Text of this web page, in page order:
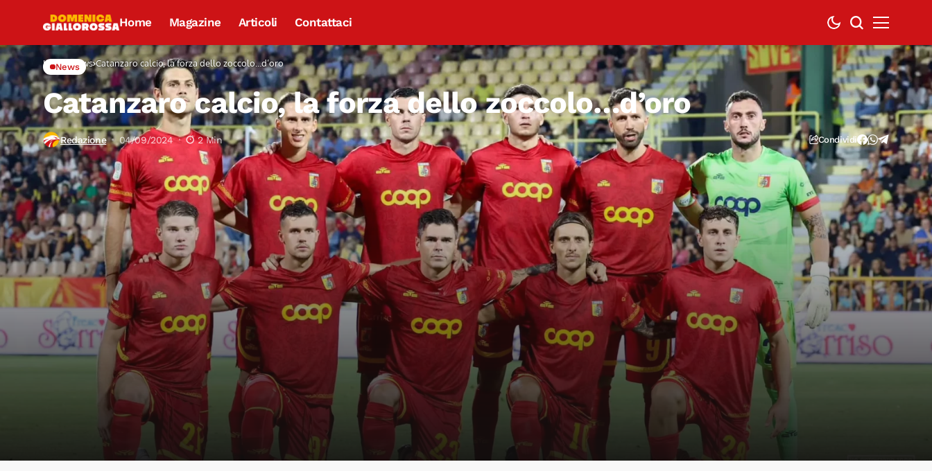
Home Magazine Articoli Contattaci
Home News Catanzaro calcio, la forza dello zoccolo…d’oro
News
Catanzaro calcio, la forza dello zoccolo…d’oro
Redazione 04/09/2024 2 Min Condividi